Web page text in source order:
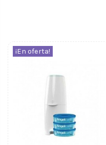
¡En oferta!